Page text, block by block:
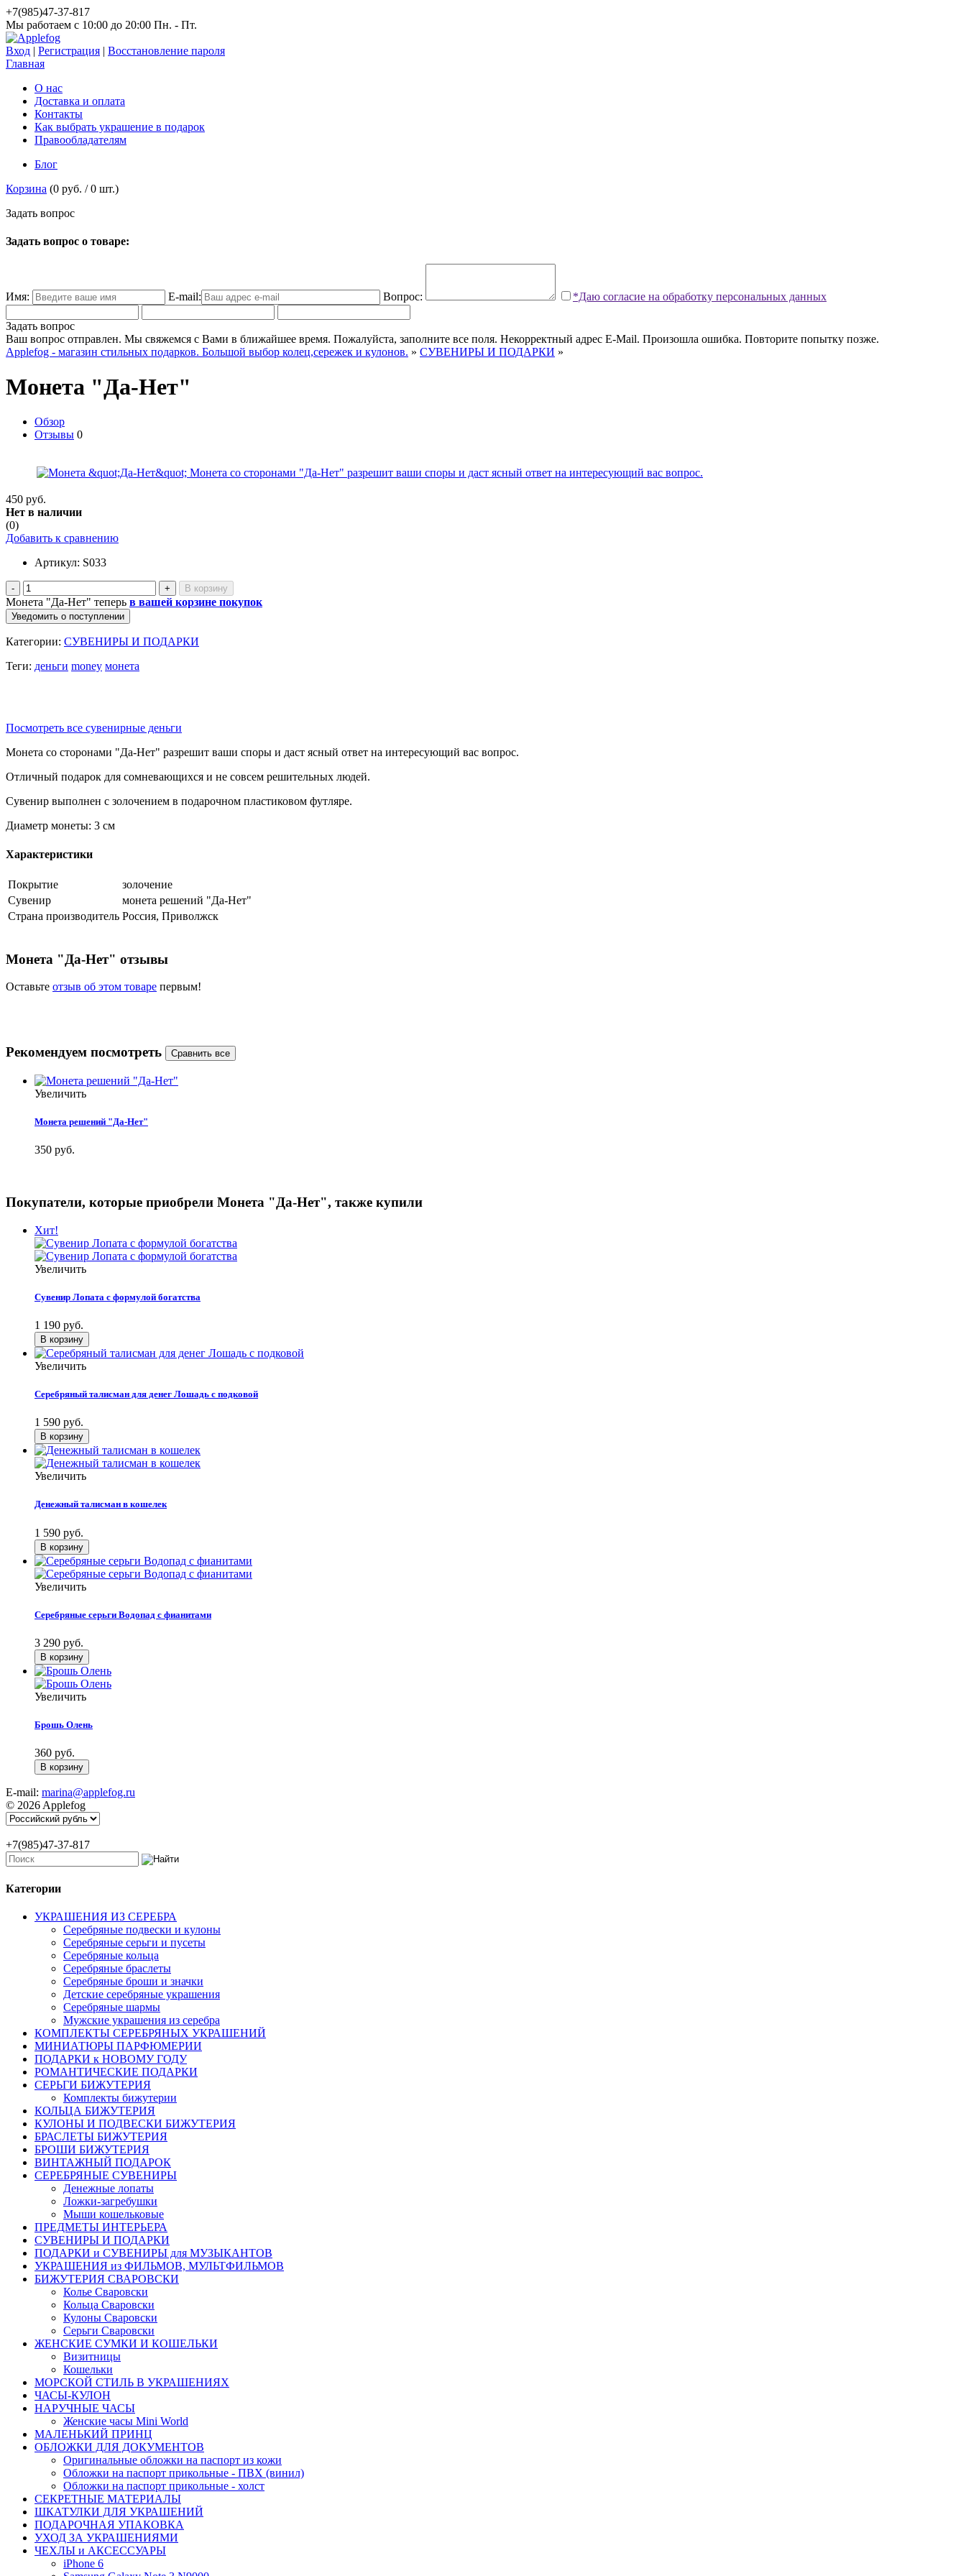
+7(985)47-37-817
Мы работаем c 10:00 до 20:00 Пн. - Пт.
Вход | Регистрация | Восстановление пароля
Главная
О нас
Доставка и оплата
Контакты
Как выбрать украшение в подарок
Правообладателям
Блог
Корзина (0 руб. /0 шт.)
Задать вопрос
Задать вопрос о товаре:
Имя: E-mail: Вопрос: *Даю согласие на обработку персональных данных
Задать вопрос
Ваш вопрос отправлен. Мы свяжемся с Вами в ближайшее время. Пожалуйста, заполните все поля. Некорректный адрес E-Mail. Произошла ошибка. Повторите попытку позже.
Applefog - магазин стильных подарков. Большой выбор колец,сережек и кулонов. » СУВЕНИРЫ И ПОДАРКИ »
Монета "Да-Нет"
Обзор
Отзывы 0
450 руб.
Нет в наличии
(0)
Добавить к сравнению
Артикул: S033
- +
Монета "Да-Нет" теперь в вашей корзине покупок
Уведомить о поступлении
Категории: СУВЕНИРЫ И ПОДАРКИ
Теги: деньги money монета
Посмотреть все сувенирные деньги
Монета со сторонами "Да-Нет" разрешит ваши споры и даст ясный ответ на интересующий вас вопрос.
Отличный подарок для сомневающихся и не совсем решительных людей.
Сувенир выполнен с золочением в подарочном пластиковом футляре.
Диаметр монеты: 3 см
Характеристики
Покрытие
золочение
Сувенир
монета решений "Да-Нет"
Страна производитель Россия, Приволжск
Монета "Да-Нет" отзывы
Оставьте отзыв об этом товаре первым!
Рекомендуем посмотреть
Увеличить
Монета решений "Да-Нет"
350 руб.
Покупатели, которые приобрели Монета "Да-Нет", также купили
Хит!
Увеличить
Сувенир Лопата с формулой богатства
1 190 руб.
Увеличить
Серебряный талисман для денег Лошадь с подковой
1 590 руб.
Увеличить
Денежный талисман в кошелек
1 590 руб.
Увеличить
Серебряные серьги Водопад с фианитами
3 290 руб.
Увеличить
Брошь Олень
360 руб.
E-mail: marina@applefog.ru
© 2026 Applefog
+7(985)47-37-817
Категории
УКРАШЕНИЯ ИЗ СЕРЕБРА
Серебряные подвески и кулоны
Серебряные серьги и пусеты
Серебряные кольца
Серебряные браслеты
Серебряные броши и значки
Детские серебряные украшения
Серебряные шармы
Мужские украшения из серебра
КОМПЛЕКТЫ СЕРЕБРЯНЫХ УКРАШЕНИЙ
МИНИАТЮРЫ ПАРФЮМЕРИИ
ПОДАРКИ к НОВОМУ ГОДУ
РОМАНТИЧЕСКИЕ ПОДАРКИ
СЕРЬГИ БИЖУТЕРИЯ
Комплекты бижутерии
КОЛЬЦА БИЖУТЕРИЯ
КУЛОНЫ И ПОДВЕСКИ БИЖУТЕРИЯ
БРАСЛЕТЫ БИЖУТЕРИЯ
БРОШИ БИЖУТЕРИЯ
ВИНТАЖНЫЙ ПОДАРОК
СЕРЕБРЯНЫЕ СУВЕНИРЫ
Денежные лопаты
Ложки-загребушки
Мыши кошельковые
ПРЕДМЕТЫ ИНТЕРЬЕРА
СУВЕНИРЫ И ПОДАРКИ
ПОДАРКИ и СУВЕНИРЫ для МУЗЫКАНТОВ
УКРАШЕНИЯ из ФИЛЬМОВ, МУЛЬТФИЛЬМОВ
БИЖУТЕРИЯ СВАРОВСКИ
Колье Сваровски
Кольца Сваровски
Кулоны Сваровски
Серьги Сваровски
ЖЕНСКИЕ СУМКИ И КОШЕЛЬКИ
Визитницы
Кошельки
МОРСКОЙ СТИЛЬ В УКРАШЕНИЯХ
ЧАСЫ-КУЛОН
НАРУЧНЫЕ ЧАСЫ
Женские часы Mini World
МАЛЕНЬКИЙ ПРИНЦ
ОБЛОЖКИ ДЛЯ ДОКУМЕНТОВ
Оригинальные обложки на паспорт из кожи
Обложки на паспорт прикольные - ПВХ (винил)
Обложки на паспорт прикольные - холст
СЕКРЕТНЫЕ МАТЕРИАЛЫ
ШКАТУЛКИ ДЛЯ УКРАШЕНИЙ
ПОДАРОЧНАЯ УПАКОВКА
УХОД ЗА УКРАШЕНИЯМИ
ЧEХЛЫ и АКСЕССУАРЫ
iPhone 6